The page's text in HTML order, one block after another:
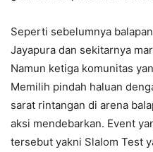
Seperti sebelumnya
Jayapura dan sekitarnya
Namun ketiga komunitas
Memilih pindah haluan
sarat rintangan di arena
aksi mendebarkan. Event
tersebut yakni Slalom Test